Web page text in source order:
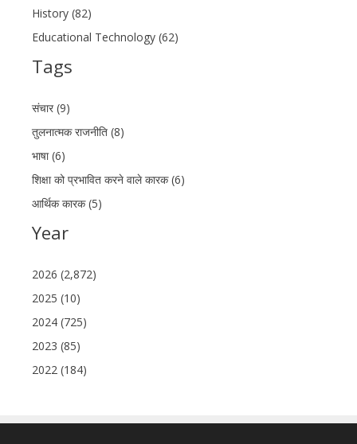
History (82)
Educational Technology (62)
Tags
संचार (9)
तुलनात्मक राजनीति (8)
भाषा (6)
शिक्षा को प्रभावित करने वाले कारक (6)
आर्थिक कारक (5)
Year
2026 (2,872)
2025 (10)
2024 (725)
2023 (85)
2022 (184)